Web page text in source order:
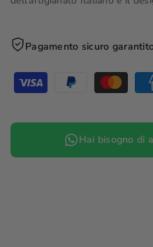
Pagamento sicuro
Hai bisogno di